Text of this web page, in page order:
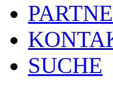
SUCHE